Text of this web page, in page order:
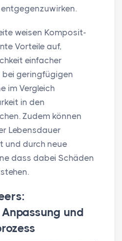
weisen Komposit-
Vorteile auf,
einfacher
geringfügigen
im Vergleich
in den
Zudem können
Lebensdauer
und durch neue
dass dabei Schäden
und